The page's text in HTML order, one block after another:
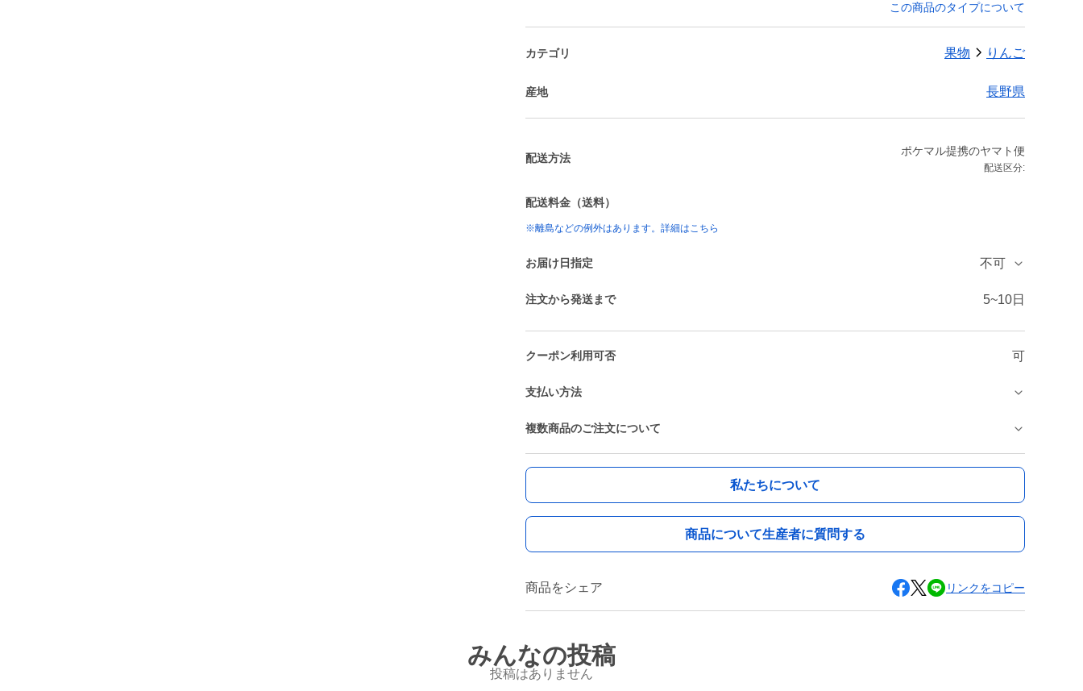
この商品のタイプについて
カテゴリ 果物 りんご
産地 長野県
配送方法
ポケマル提携のヤマト便
配送区分:
配送料金（送料）
※離島などの例外はあります。詳細はこちら
お届け日指定 不可
注文から発送まで 5~10日
クーポン利用可否 可
支払い方法
複数商品のご注文について
私たちについて
商品について生産者に質問する
商品をシェア リンクをコピー
みんなの投稿
投稿はありません